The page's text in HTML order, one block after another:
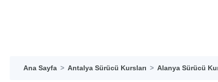
Ana Sayfa Antalya Sürücü Kursları Alanya Sürücü